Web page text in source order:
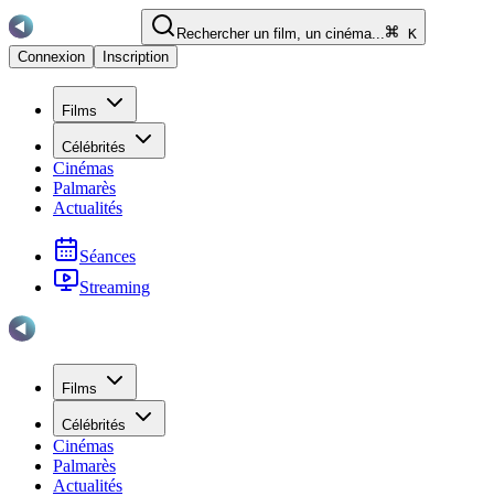
Rechercher un film, un cinéma...
K
Connexion
Inscription
Films
Célébrités
Cinémas
Palmarès
Actualités
Séances
Streaming
Films
Célébrités
Cinémas
Palmarès
Actualités